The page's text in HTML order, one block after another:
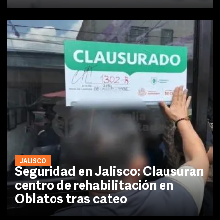
JALISCO
Seguridad en Jalisco: Clausuran
centro de rehabilitación en
Oblatos tras cateo